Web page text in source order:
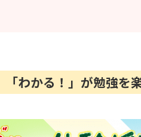
「わかる！」が勉強